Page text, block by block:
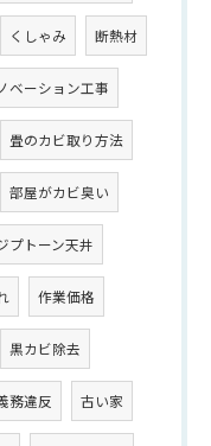
くしゃみ 断熱材
ベーション工事
畳のカビ取り方法
部屋がカビ臭い
プトーン天井
作業価格
黒カビ除去
務違反 古い家